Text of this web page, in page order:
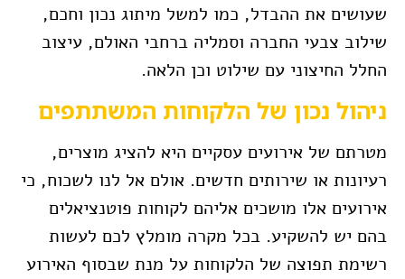
שעושים את ההבדל, כמו למשל מיתוג נכון וחכם,
שילוב צבעי החברה וסמליה ברחבי האולם, עיצוב
החלל החיצוני עם שילוט וכן הלאה.
ניהול נכון של הלקוחות המשתתפים
מטרתם של אירועים עסקיים היא להציג מוצרים,
רעיונות או שירותים חדשים. אולם אל לנו לשכוח, כי
אירועים אלו מושכים אליהם לקוחות פוטנציאלים
בהם יש להשקיע. בכל מקרה מומלץ לכם לעשות
רשימת תפוצה של הלקוחות על מנת שבסוף האירוע